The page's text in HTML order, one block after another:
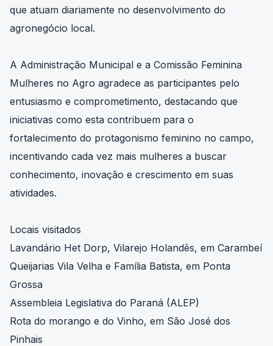
que atuam diariamente no desenvolvimento do
agronegócio local.
A Administração Municipal e a Comissão Feminina
Mulheres no Agro agradece as participantes pelo
entusiasmo e comprometimento, destacando que
iniciativas como esta contribuem para o
fortalecimento do protagonismo feminino no campo,
incentivando cada vez mais mulheres a buscar
conhecimento, inovação e crescimento em suas
atividades.
Locais visitados
Lavandário Het Dorp, Vilarejo Holandês, em Carambeí
Queijarias Vila Velha e Família Batista, em Ponta
Grossa
Assembleia Legislativa do Paraná (ALEP)
Rota do morango e do Vinho, em São José dos
Pinhais